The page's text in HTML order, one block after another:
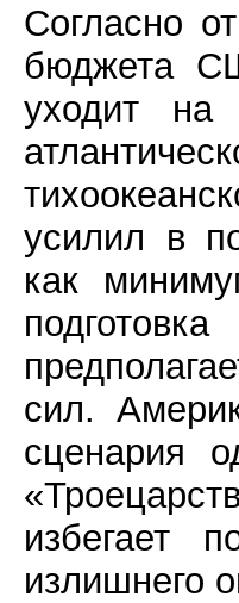
Согласно
бюджета
уходит на
усилил в
как
сил.
сценария
избегает
излишнего